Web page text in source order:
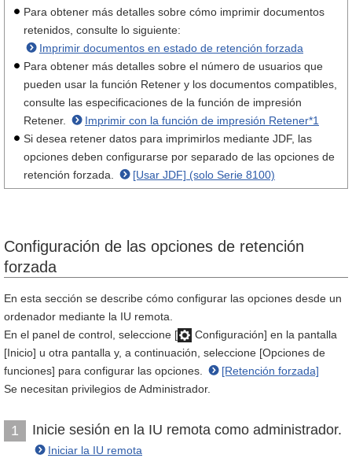
Para obtener más detalles sobre cómo imprimir documentos
retenidos, consulte lo siguiente:
Imprimir documentos en estado de retención forzada
Para obtener más detalles sobre el número de usuarios que
pueden usar la función Retener y los documentos compatibles,
consulte las especificaciones de la función de impresión
Retener.
Imprimir con la función de impresión Retener*1
Si desea retener datos para imprimirlos mediante JDF, las
opciones deben configurarse por separado de las opciones de
retención forzada.
[Usar JDF] (solo Serie 8100)
Configuración de las opciones de retención
forzada
En esta sección se describe cómo configurar las opciones desde un
ordenador mediante la IU remota.
En el panel de control, seleccione [
Configuración] en la pantalla
[Inicio] u otra pantalla y, a continuación, seleccione [Opciones de
funciones] para configurar las opciones.
[Retención forzada]
Se necesitan privilegios de Administrador.
1 Inicie sesión en la IU remota como administrador.
Iniciar la IU remota